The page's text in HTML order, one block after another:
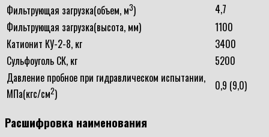
Фильтрующая загрузка(объем, м3)
4,7
Фильтрующая загрузка(высота, мм)
1100
Катионит КУ-2-8, кг
3400
Сульфоуголь СК, кг
5200
Давление пробное при гидравлическом испытании,
МПа(кгс/см2)
0,9 (9,0)
Расшифровка наименования